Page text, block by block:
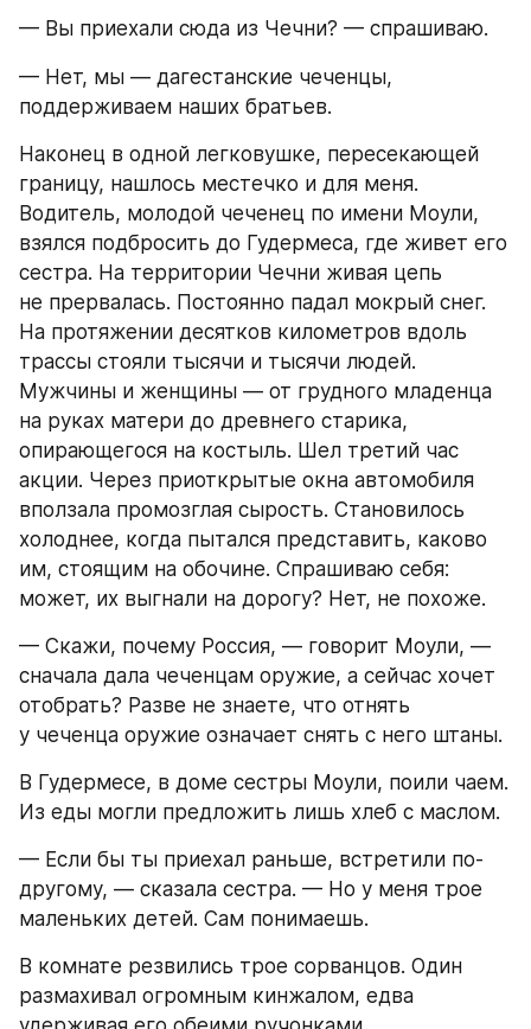
— Вы приехали сюда из Чечни? — спрашиваю.
— Нет, мы — дагестанские чеченцы,
поддерживаем наших братьев.
Наконец в одной легковушке, пересекающей
границу, нашлось местечко и для меня.
Водитель, молодой чеченец по имени Моули,
взялся подбросить до Гудермеса, где живет его
сестра. На территории Чечни живая цепь
не прервалась. Постоянно падал мокрый снег.
На протяжении десятков километров вдоль
трассы стояли тысячи и тысячи людей.
Мужчины и женщины — от грудного младенца
на руках матери до древнего старика,
опирающегося на костыль. Шел третий час
акции. Через приоткрытые окна автомобиля
вползала промозглая сырость. Становилось
холоднее, когда пытался представить, каково
им, стоящим на обочине. Спрашиваю себя:
может, их выгнали на дорогу? Нет, не похоже.
— Скажи, почему Россия, — говорит Моули, —
сначала дала чеченцам оружие, а сейчас хочет
отобрать? Разве не знаете, что отнять
у чеченца оружие означает снять с него штаны.
В Гудермесе, в доме сестры Моули, поили чаем.
Из еды могли предложить лишь хлеб с маслом.
— Если бы ты приехал раньше, встретили по-
другому, — сказала сестра. — Но у меня трое
маленьких детей. Сам понимаешь.
В комнате резвились трое сорванцов. Один
размахивал огромным кинжалом, едва